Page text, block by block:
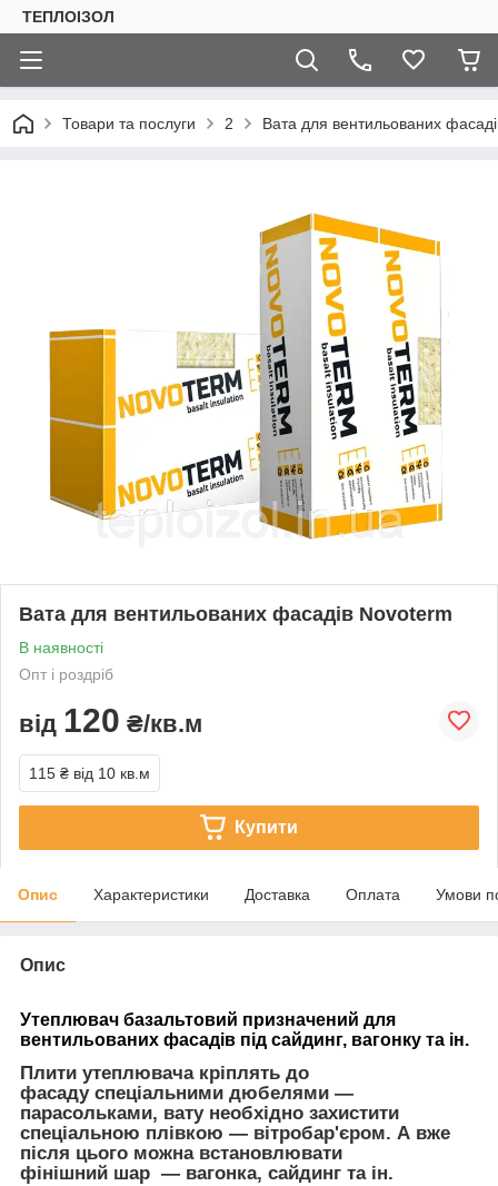
ТЕПЛОIЗОЛ
Товари та послуги 2 Вата для вентильованих
Вата для вентильованих фасадів Novoterm
В наявності
Опт і роздріб
від 120 ₴/кв.м
115 ₴ від 10 кв.м
Купити
Опис Характеристики Доставка Оплата Умови
Опис
Утеплювач базальтовий призначений для
вентильованих фасадів під сайдинг, вагонку та ін.
Плити утеплювача кріплять до
фасаду спеціальними дюбелями —
парасольками, вату необхідно захистити
спеціальною плівкою — вітробар'єром. А вже
після цього можна встановлювати
фінішний шар — вагонка, сайдинг та ін.